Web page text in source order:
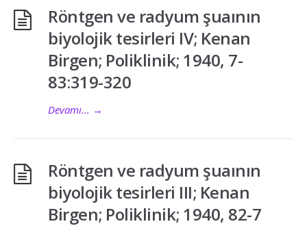
Röntgen ve radyum şuaının
biyolojik tesirleri IV; Kenan
Birgen; Poliklinik; 1940, 7-
83:319-320
Devamı... →
Röntgen ve radyum şuaının
biyolojik tesirleri III; Kenan
Birgen; Poliklinik; 1940, 82-7